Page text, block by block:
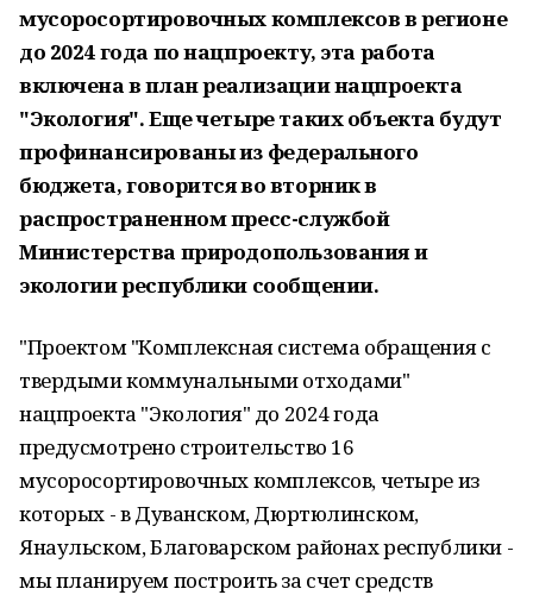
мусоросортировочных комплексов в регионе
до 2024 года по нацпроекту, эта работа
включена в план реализации нацпроекта
"Экология". Еще четыре таких объекта будут
профинансированы из федерального
бюджета, говорится во вторник в
распространенном пресс-службой
Министерства природопользования и
экологии республики сообщении.
"Проектом "Комплексная система обращения с
твердыми коммунальными отходами"
нацпроекта "Экология" до 2024 года
предусмотрено строительство 16
мусоросортировочных комплексов, четыре из
которых - в Дуванском, Дюртюлинском,
Янаульском, Благоварском районах республики -
мы планируем построить за счет средств